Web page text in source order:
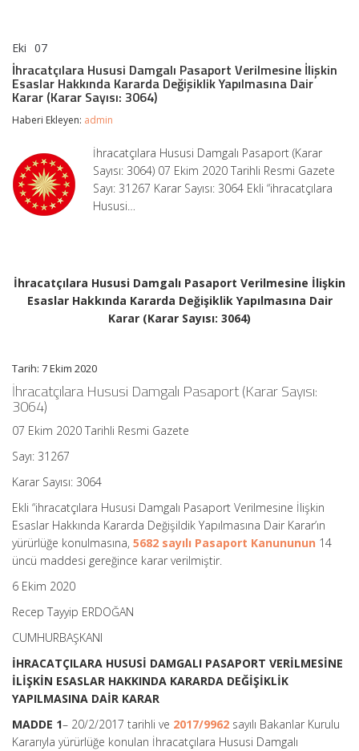
Eki 07
Damgalı
Pasaport
Verilmesine
İlişkin
Esaslar
Kararda
Değişiklik
Yapılmasına
Dair
Karar
İhracatçılara Hususi Damgalı Pasaport Verilmesine İlişkin
Esaslar Hakkında Kararda Değişiklik Yapılmasına Dair
Karar (Karar Sayısı: 3064)
Haberi Ekleyen: admin
İhracatçılara Hususi Damgalı Pasaport (Karar
Sayısı: 3064) 07 Ekim 2020 Tarihli Resmi Gazete
Sayı: 31267 Karar Sayısı: 3064 Ekli “ihracatçılara
Hususi…
İhracatçılara Hususi Damgalı Pasaport Verilmesine İlişkin
Esaslar Hakkında Kararda Değişiklik Yapılmasına Dair
Karar (Karar Sayısı: 3064)
Tarih: 7 Ekim 2020
İhracatçılara Hususi Damgalı Pasaport (Karar Sayısı:
3064)
07 Ekim 2020 Tarihli Resmi Gazete
Sayı: 31267
Karar Sayısı: 3064
Ekli “ihracatçılara Hususi Damgalı Pasaport Verilmesine İlişkin
Esaslar Hakkında Kararda Değişildik Yapılmasına Dair Karar’ın
yürürlüğe konulmasına, 5682 sayılı Pasaport Kanununun 14
üncü maddesi gereğince karar verilmiştir.
6 Ekim 2020
Recep Tayyip ERDOĞAN
CUMHURBAŞKANI
İHRACATÇILARA HUSUSİ DAMGALI PASAPORT VERİLMESİNE
İLİŞKİN ESASLAR HAKKINDA KARARDA DEĞİŞİKLİK
YAPILMASINA DAİR KARAR
MADDE 1– 20/2/2017 tarihli ve 2017/9962 sayılı Bakanlar Kurulu
Kararıyla yürürlüğe konulan İhracatçılara Hususi Damgalı